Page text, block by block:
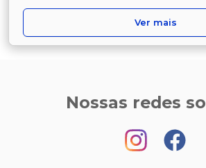
Ver mais
Nossas redes